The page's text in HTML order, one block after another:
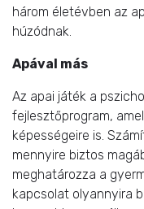
három életévben az
húzódnak.
Apával más
Az apai játék a
fejlesztőprogram,
képességeire is.
mennyire biztos
meghatározza a
kapcsolat olyannyira